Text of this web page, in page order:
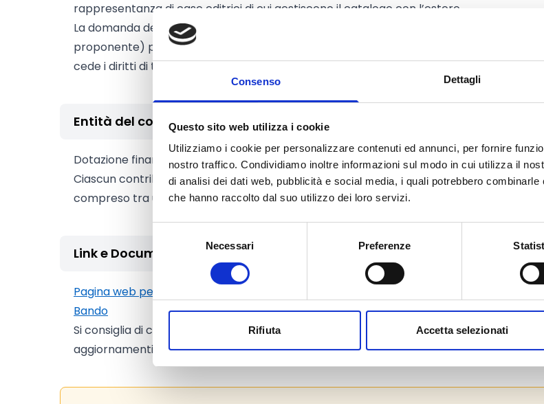
Consenso Dettagli
Questo sito web utilizza i cookie
Utilizziamo i cookie per personalizzare contenuti ed annunci, per fornire
nostro traffico. Condividiamo inoltre informazioni sul modo in cui utilizza il
di analisi dei dati web, pubblicità e social media, i quali potrebbero
che hanno raccolto dal suo utilizzo dei loro servizi.
Necessari Preferenze
Rifiuta Accetta selezionati
rappresentanza di case editrici di cui gestiscono il catalogo con l’estero.
La domanda deve essere presentata dall’editore o agente italiano (soggetto
proponente) per conto dell’editore straniero (soggetto beneficiario) a cui
cede i diritti di traduzione dell’opera nel periodo dal 20/02/2025 al 28/11/2025.
Entità del contributo
Dotazione finanziaria complessiva:361.000 Euro
Ciascun contributo, per singola opera, potrà essere pari a un importo
compreso tra un minimo di 500 Euroe un massimo di5.000 Euro
Link e Documenti
Pagina web per formulari e documenti
Bando
Si consiglia di consultare regolarmente il sito web ufficiale del bando per gli
aggiornamenti e le informazioni addizionali.